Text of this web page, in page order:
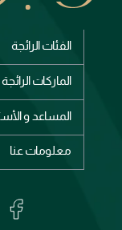
الفئات الرائجة
الأكثر مبيعاً
اشترِ بطاقة هدية
الماركات الرائجة
بربري
إيف سان لوران
المساعد و
معلومات عنا
خدمات المعارض